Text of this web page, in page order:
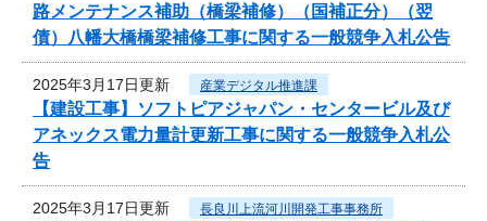
路メンテナンス補助（橋梁補修）（国補正分）（翌
債）八幡大橋橋梁補修工事に関する一般競争入札公告
2025年3月17日更新 産業デジタル推進課
【建設工事】ソフトピアジャパン・センタービル及び
アネックス電力量計更新工事に関する一般競争入札公
告
2025年3月17日更新 長良川上流河川開発工事事務所